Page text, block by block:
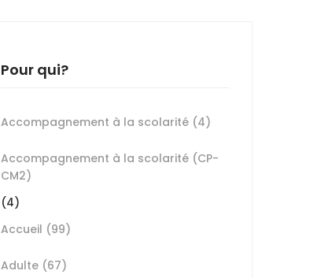
Pour qui?
Accompagnement à la scolarité (4)
Accompagnement à la scolarité (CP-
CM2)
(4)
Accueil (99)
Adulte (67)